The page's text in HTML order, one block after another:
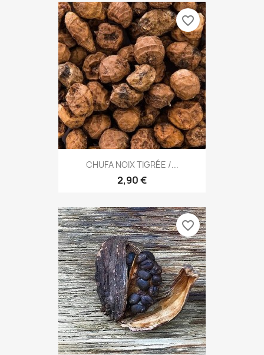
CHUFA NOIX TIGRÉE /...
2,90 €
favorite_border
favorite_border